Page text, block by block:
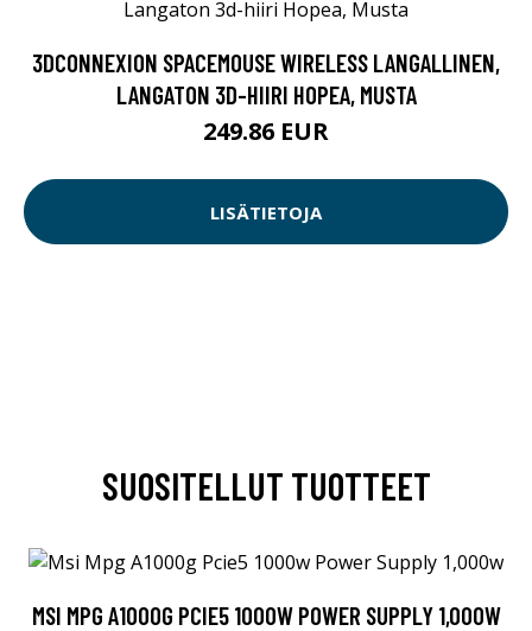
3DCONNEXION SPACEMOUSE WIRELESS LANGALLINEN,
LANGATON 3D-HIIRI HOPEA, MUSTA
249.86 EUR
LISÄTIETOJA
SUOSITELLUT TUOTTEET
MSI MPG A1000G PCIE5 1000W POWER SUPPLY 1,000W